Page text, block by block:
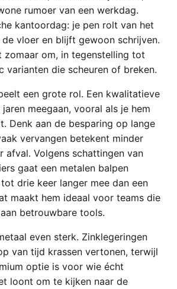
rumoer van een werkdag.
kantoordag: je pen rolt van het
vloer en blijft gewoon schrijven.
zomaar om, in tegenstelling tot
varianten die scheuren of breken.
een grote rol. Een kwalitatieve
meegaan, vooral als je hem
Denk aan de besparing op lange
vervangen betekent minder
afval. Volgens schattingen van
gaat een metalen balpen
drie keer langer mee dan een
maakt hem ideaal voor teams die
betrouwbare tools.
even sterk. Zinklegeringen
van tijd krassen vertonen, terwijl
optie is voor wie écht
loont om te kijken naar de